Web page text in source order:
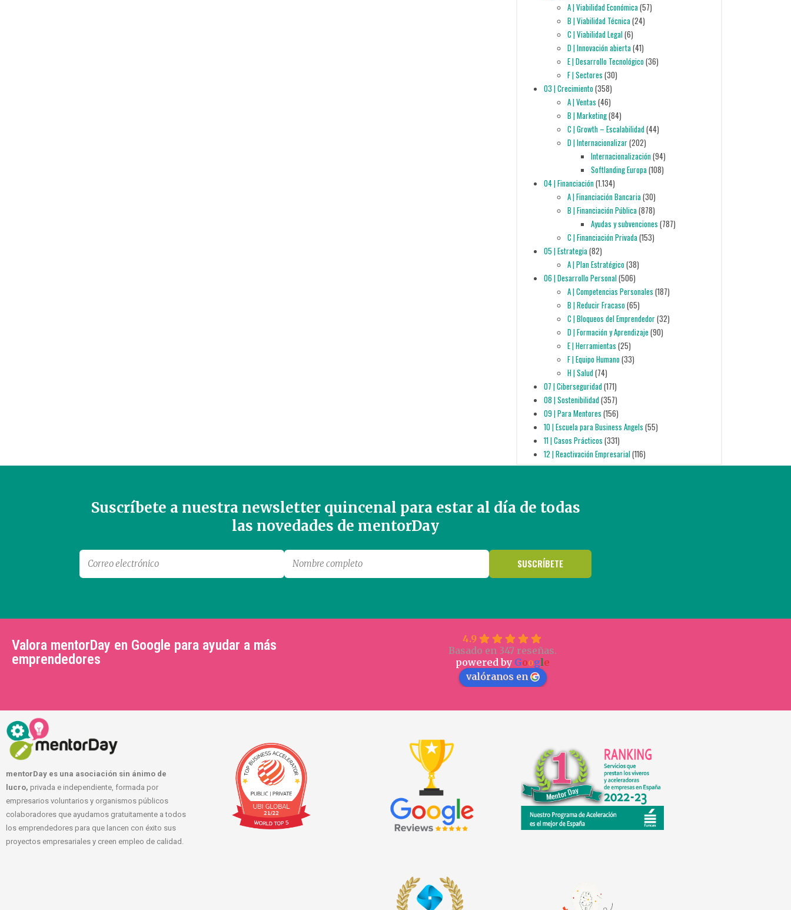
A | Viabilidad Económica(57)
B | Viabilidad Técnica(24)
C | Viabilidad Legal(6)
D | Innovación abierta(41)
E | Desarrollo Tecnológico(36)
F | Sectores (30)
03 | Crecimiento(358)
A | Ventas (46)
B | Marketing(84)
C | Growth – Escalabilidad(44)
D | Internacionalizar(202)
Internacionalización(94)
Softlanding Europa(108)
04 | Financiación(1.134)
A | Financiación Bancaria(30)
B | Financiación Pública(878)
Ayudas y subvenciones (787)
C | Financiación Privada(153)
05 | Estrategia(82)
A | Plan Estratégico(38)
06 | Desarrollo Personal(506)
A | Competencias Personales (187)
B | Reducir Fracaso(65)
C | Bloqueos del Emprendedor(32)
D | Formación y Aprendizaje (90)
E | Herramientas (25)
F | Equipo Humano(33)
H | Salud(74)
07 | Ciberseguridad(171)
08 | Sostenibilidad(357)
09 | Para Mentores (156)
10 | Escuela para Business Angels (55)
11 | Casos Prácticos (331)
12 | Reactivación Empresarial(116)
Suscríbete a nuestra newsletter quincenal para estar al día de todas
las novedades de mentorDay
Valora mentorDay en Google para ayudar a más
emprendedores
4.9
Basado en 347 reseñas.
powered by Google
valóranos en
mentorDay es una asociación sin ánimo de
lucro, privada e independiente, formada por
empresarios voluntarios y organismos públicos
colaboradores que ayudamos gratuitamente a todos
los emprendedores para que lancen con éxito sus
proyectos empresariales y creen empleo de calidad.